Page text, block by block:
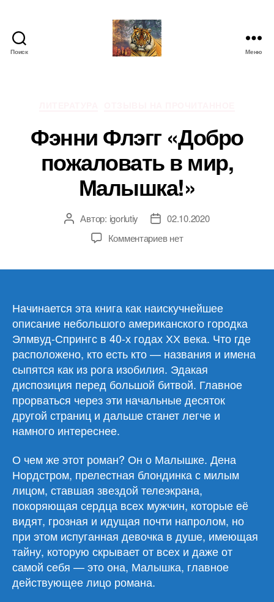
Поиск Меню
Фэнни Флэгг «Добро
пожаловать в мир,
Малышка!»
Автор
записи
Автор: igorlutiy
Дата02.10.2020
Комментариевк
пожаловать
мир,
Малышка!»
нет
Начинается эта книга как наискучнейшее
описание небольшого американского городка
Элмвуд-Спрингс в 40-х годах ХХ века. Что где
расположено, кто есть кто — названия и имена
сыпятся как из рога изобилия. Эдакая
диспозиция перед большой битвой. Главное
прорваться через эти начальные десяток
другой страниц и дальше станет легче и
намного интереснее.
О чем же этот роман? Он о Малышке. Дена
Нордстром, прелестная блондинка с милым
лицом, ставшая звездой телеэкрана,
покоряющая сердца всех мужчин, которые её
видят, грозная и идущая почти напролом, но
при этом испуганная девочка в душе, имеющая
тайну, которую скрывает от всех и даже от
самой себя — это она, Малышка, главное
действующее лицо романа.